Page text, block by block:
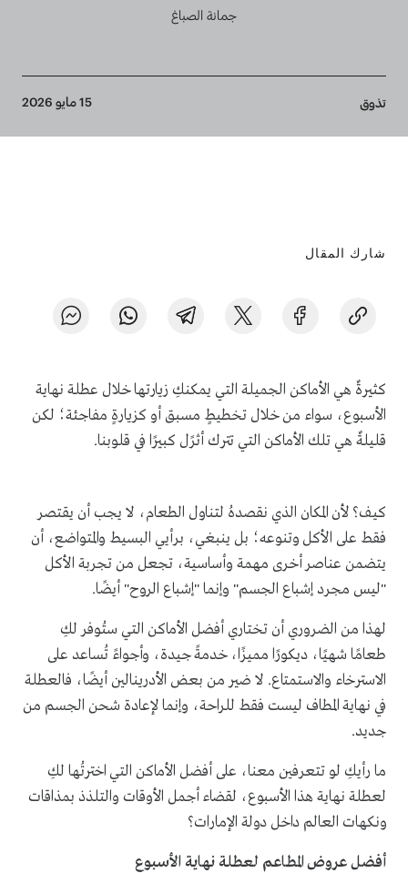
جمانة الصباغ
Breadcrumb
تذوق 15 مايو 2026
شارك المقال
كثيرةٌ هي الأماكن الجميلة التي يمكنكِ زيارتها خلال عطلة نهاية
الأسبوع، سواء من خلال تخطيطٍ مسبق أو كزيارةٍ مفاجئة؛ لكن
قليلةٌ هي تلك الأماكن التي تترك أثرًل كبيرًا في قلوبنا.
كيف؟ لأن المكان الذي نقصدهُ لتناول الطعام، لا يجب أن يقتصر
فقط على الأكل وتنوعه؛ بل ينبغي، برأيي البسيط والمتواضع، أن
يتضمن عناصر أخرى مهمة وأساسية، تجعل من تجربة الأكل
"ليس مجرد إشباع الجسم" وإنما "إشباع الروح" أيضًا.
لهذا من الضروري أن تختاري أفضل الأماكن التي ستُوفر لكِ
طعامًا شهيًا، ديكورًا مميزًا، خدمةً جيدة، وأجواءً تُساعد على
الاسترخاء والاستمتاع. لا ضير من بعض الأدرينالين أيضًا، فالعطلة
في نهاية المطاف ليست فقط للراحة، وإنما لإعادة شحن الجسم من
جديد.
ما رأيكِ لو تتعرفين معنا، على أفضل الأماكن التي اخترتُها لكِ
لعطلة نهاية هذا الأسبوع، لقضاء أجمل الأوقات والتلذذ بمذاقات
ونكهات العالم داخل دولة الإمارات؟
أفضل عروض المطاعم لعطلة نهاية الأسبوع